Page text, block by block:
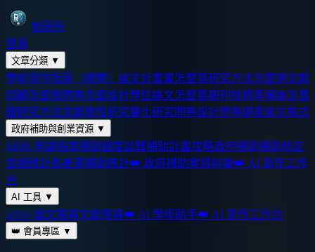
智研所
首頁
文章分類 ▼
學術寫作指南（總覽） 論文計畫書怎麼寫研究方法怎麼選文獻
回顧怎麼做問卷怎麼設計學位論文怎麼寫期刊投稿準備論文基
礎研究方法文獻質性研究量化研究問卷設計問卷調查論文格式
政府補助與創業資源 ▼
SBIR 申請指南補助額度試算補助計畫攻略政府補助補助核定
金額統計各產業補助統計👑 政府補助案資料庫👑 AI 寫作工作
台
AI 工具 ▼
arXiv 論文搜尋文獻搜尋👑 AI 學術助手👑 AI 寫作工作台
👑 會員專區 ▼